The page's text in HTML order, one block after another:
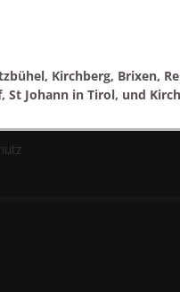
Kirchberg, Brixen,
St Johann in Tirol, und